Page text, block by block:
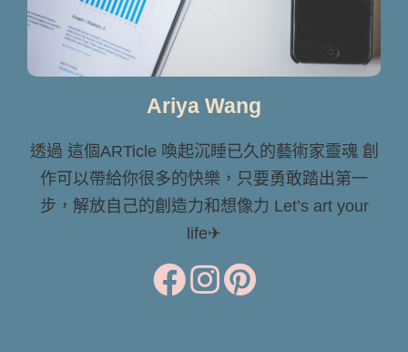
Ariya Wang
透過 這個ARTicle 喚起沉睡已久的藝術家靈魂 創
作可以帶給你很多的快樂，只要勇敢踏出第一
步，解放自己的創造力和想像力 Let’s art your
life✈